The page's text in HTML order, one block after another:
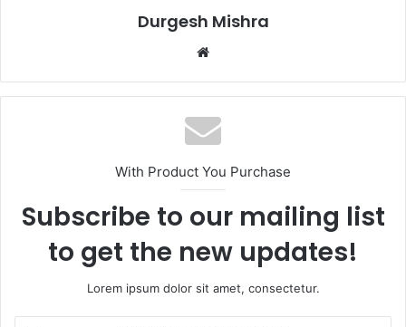
Durgesh Mishra
Website
With Product You Purchase
Subscribe to our mailing list
to get the new updates!
Lorem ipsum dolor sit amet, consectetur.